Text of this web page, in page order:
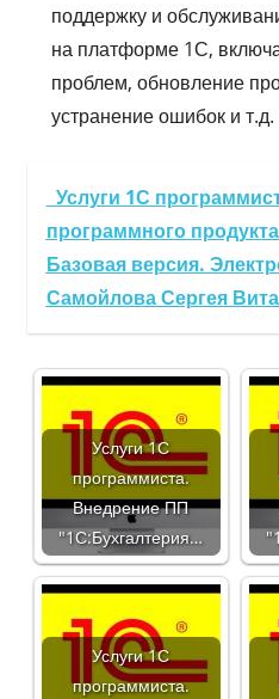
поддержку и
на платформе 1С,
проблем, обновление
устранение ошибок и т.д.
Услуги 1С
программного
Базовая версия.
Самойлова Сергея
Услуги 1С
программиста.
Внедрение ПП
"1С:Бухгалтерия…
Услуги 1С
программиста.